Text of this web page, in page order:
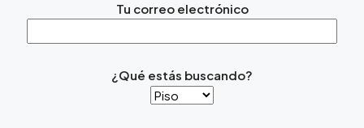
Tu correo electrónico
¿Qué estás buscando?